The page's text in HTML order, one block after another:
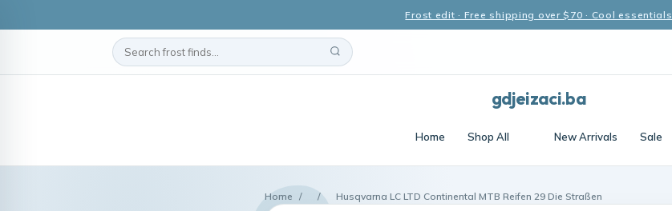
Frost edit · Free shipping over $70 · Cool essentials
gdjeizaci.ba
Home Shop All New Arrivals Sale
Home / / Husqvarna LC LTD Continental MTB Reifen 29 Die Straßen